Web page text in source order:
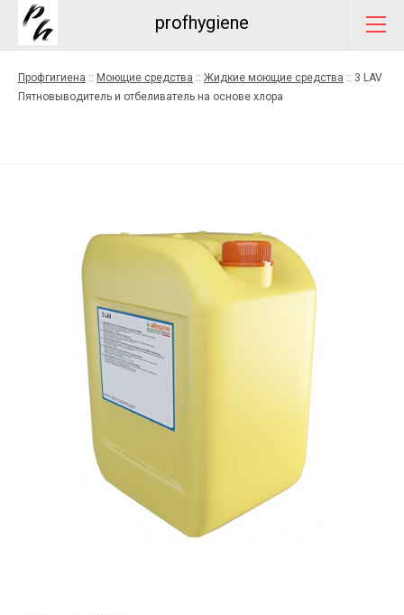
profhygiene
Профгигиена :: Моющие средства :: Жидкие моющие средства :: 3 LAV
Пятновыводитель и отбеливатель на основе хлора